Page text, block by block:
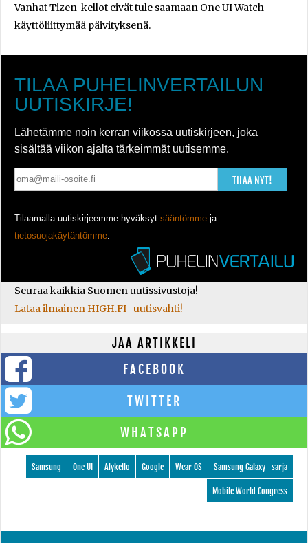
Vanhat Tizen-kellot eivät tule saamaan One UI Watch -
käyttöliittymää päivityksenä.
TILAA PUHELINVERTAILUN
UUTISKIRJE!
Lähetämme noin kerran viikossa uutiskirjeen, joka
sisältää viikon ajalta tärkeimmät uutisemme.
TILAA NYT!
Tilaamalla uutiskirjeemme hyväksyt sääntömme ja
tietosuojakäytäntömme
Seuraa kaikkia Suomen uutissivustoja!
Lataa ilmainen HIGH.FI -uutisvahti!
JAA ARTIKKELI
FACEBOOK
TWITTER
WHATSAPP
Samsung Galaxy -sarja
Wear OS
Google
Älykello
One UI
Samsung
Mobile World Congress